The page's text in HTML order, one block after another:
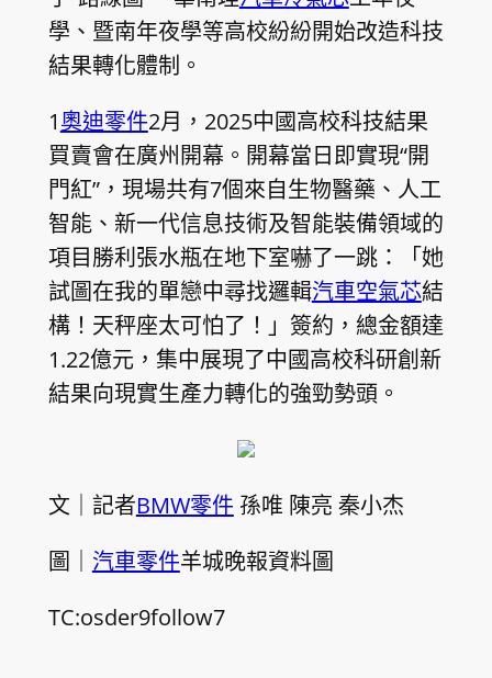
學、暨南年夜學等高校紛紛開始改造科技
結果轉化體制。
1奧迪零件2月，2025中國高校科技結果
買賣會在廣州開幕。開幕當日即實現“開
門紅”，現場共有7個來自生物醫藥、人工
智能、新一代信息技術及智能裝備領域的
項目勝利張水瓶在地下室嚇了一跳：「她
試圖在我的單戀中尋找邏輯汽車空氣芯結
構！天秤座太可怕了！」簽約，總金額達
1.22億元，集中展現了中國高校科研創新
結果向現實生產力轉化的強勁勢頭。
文｜記者BMW零件 孫唯 陳亮 秦小杰
圖｜ 汽車零件羊城晚報資料圖
TC:osder9follow7